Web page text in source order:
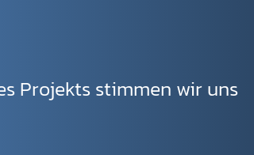
Projekts stimmen wir uns